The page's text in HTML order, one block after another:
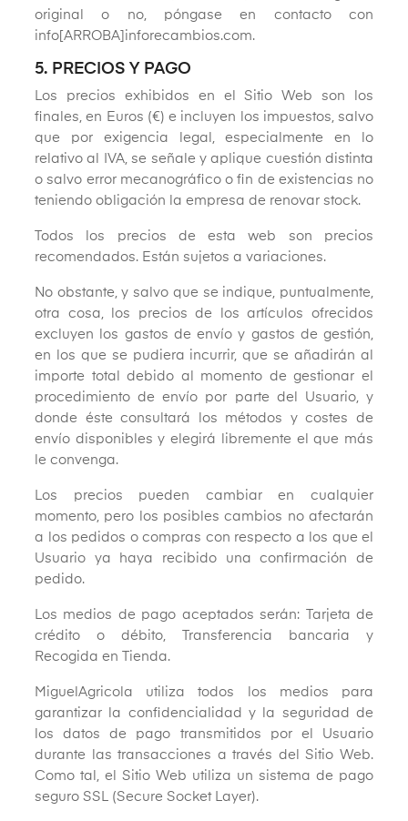
original o no, póngase en contacto con
info[ARROBA]inforecambios.com.
5. PRECIOS Y PAGO
Los precios exhibidos en el Sitio Web son los
finales, en Euros (€) e incluyen los impuestos, salvo
que por exigencia legal, especialmente en lo
relativo al IVA, se señale y aplique cuestión distinta
o salvo error mecanográfico o fin de existencias no
teniendo obligación la empresa de renovar stock.
Todos los precios de esta web son precios
recomendados. Están sujetos a variaciones.
No obstante, y salvo que se indique, puntualmente,
otra cosa, los precios de los artículos ofrecidos
excluyen los gastos de envío y gastos de gestión,
en los que se pudiera incurrir, que se añadirán al
importe total debido al momento de gestionar el
procedimiento de envío por parte del Usuario, y
donde éste consultará los métodos y costes de
envío disponibles y elegirá libremente el que más
le convenga.
Los precios pueden cambiar en cualquier
momento, pero los posibles cambios no afectarán
a los pedidos o compras con respecto a los que el
Usuario ya haya recibido una confirmación de
pedido.
Los medios de pago aceptados serán: Tarjeta de
crédito o débito, Transferencia bancaria y
Recogida en Tienda.
MiguelAgricola utiliza todos los medios para
garantizar la confidencialidad y la seguridad de
los datos de pago transmitidos por el Usuario
durante las transacciones a través del Sitio Web.
Como tal, el Sitio Web utiliza un sistema de pago
seguro SSL (Secure Socket Layer).